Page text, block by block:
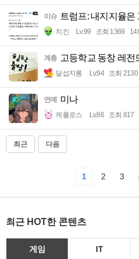
이슈 트럼프: 내지지율은
치킨 Lv.99 조회 1369
계층 고등학교 동창 레전
달섭지롱 Lv.94 조회 2130
연예 미나
케를로스 Lv.86 조회 817
최근 다음
1 2 3
최근 HOT한 콘텐츠
게임 IT